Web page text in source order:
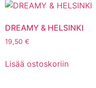
DREAMY & HELSINKI
19,50 €
Lisää ostoskoriin